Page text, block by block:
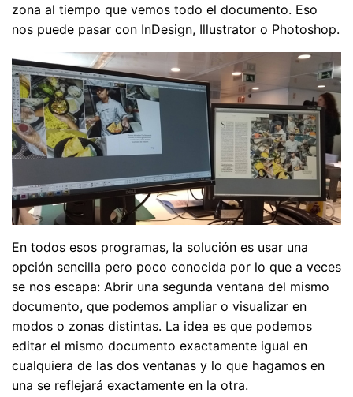
zona al tiempo que vemos todo el documento. Eso
nos puede pasar con InDesign, Illustrator o Photoshop.
En todos esos programas, la solución es usar una
opción sencilla pero poco conocida por lo que a veces
se nos escapa: Abrir una segunda ventana del mismo
documento, que podemos ampliar o visualizar en
modos o zonas distintas. La idea es que podemos
editar el mismo documento exactamente igual en
cualquiera de las dos ventanas y lo que hagamos en
una se reflejará exactamente en la otra.